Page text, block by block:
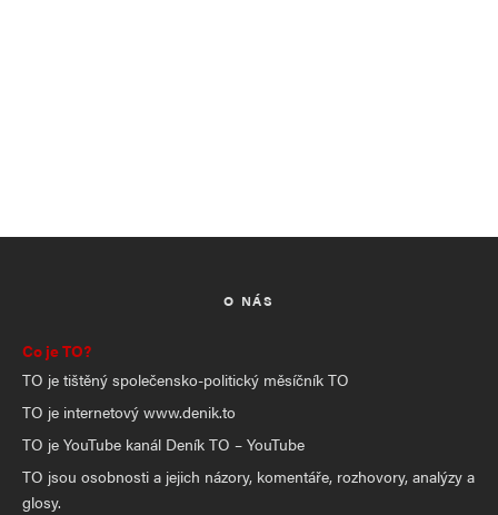
O NÁS
Co je TO?
TO je tištěný společensko-politický měsíčník TO
TO je internetový www.denik.to
TO je YouTube kanál Deník TO – YouTube
TO jsou osobnosti a jejich názory, komentáře, rozhovory, analýzy a
glosy.